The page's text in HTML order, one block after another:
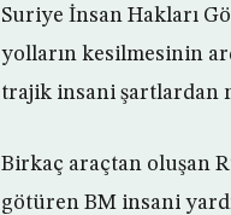
Suriye İnsan Hakları
yolların kesilmesinin
trajik insani şartlardan
Birkaç araçtan oluşan
götüren BM insani